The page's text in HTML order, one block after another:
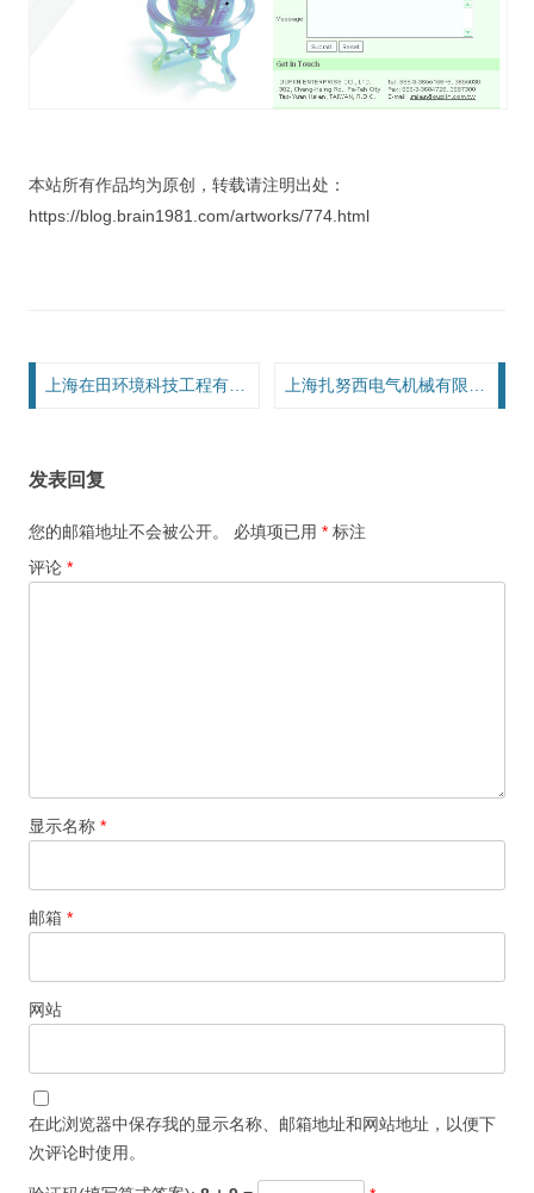
本站所有作品均为原创，转载请注明出处：
https://blog.brain1981.com/artworks/774.html
文章导航
发表回复
您的邮箱地址不会被公开。 必填项已用 * 标注
评论 *
显示名称 *
邮箱 *
网站
在此浏览器中保存我的显示名称、邮箱地址和网站地址，以便下
次评论时使用。